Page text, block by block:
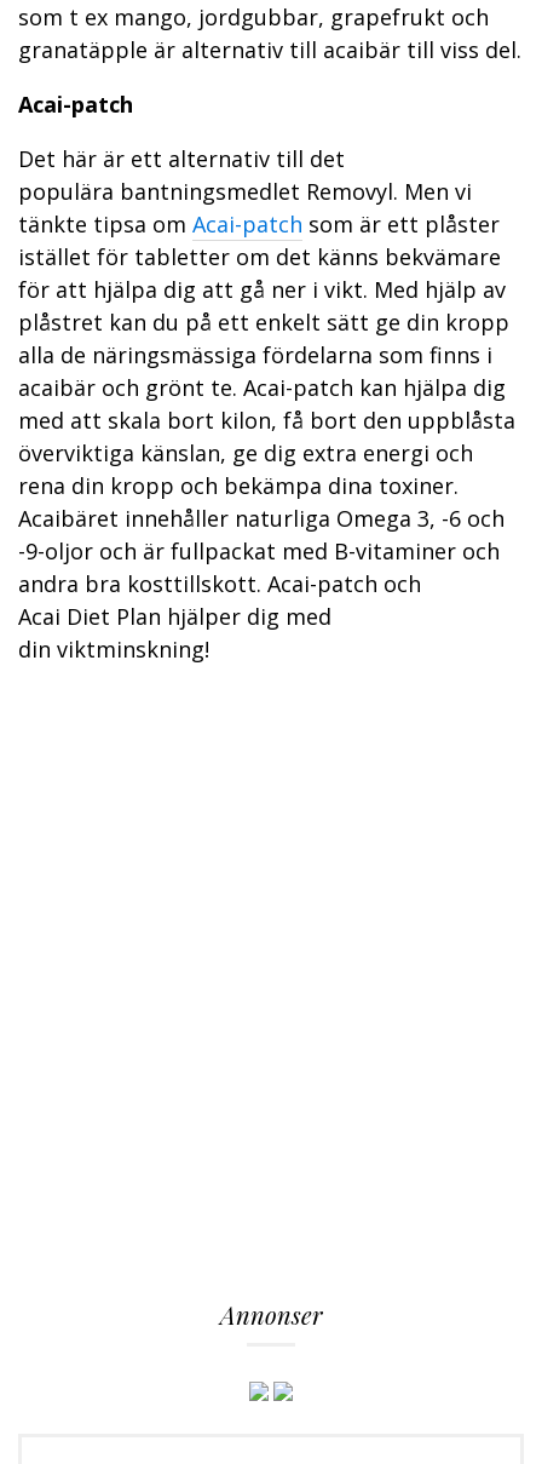
som t ex mango, jordgubbar, grapefrukt och
granatäpple är alternativ till acaibär till viss del.
Acai-patch
Det här är ett alternativ till det
populära bantningsmedlet Removyl. Men vi
tänkte tipsa om Acai-patch som är ett plåster
istället för tabletter om det känns bekvämare
för att hjälpa dig att gå ner i vikt. Med hjälp av
plåstret kan du på ett enkelt sätt ge din kropp
alla de näringsmässiga fördelarna som finns i
acaibär och grönt te. Acai-patch kan hjälpa dig
med att skala bort kilon, få bort den uppblåsta
överviktiga känslan, ge dig extra energi och
rena din kropp och bekämpa dina toxiner.
Acaibäret innehåller naturliga Omega 3, -6 och
-9-oljor och är fullpackat med B-vitaminer och
andra bra kosttillskott. Acai-patch och
Acai Diet Plan hjälper dig med
din viktminskning!
Annonser